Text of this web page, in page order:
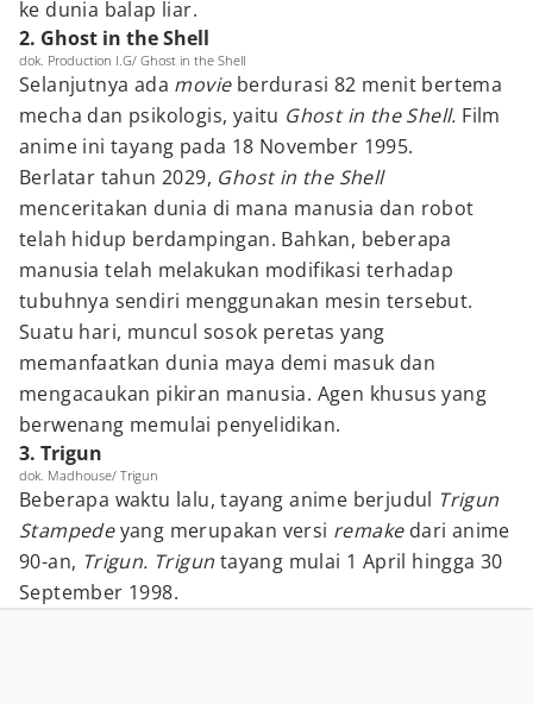
ke dunia balap liar.
2. Ghost in the Shell
dok. Production I.G/ Ghost in the Shell
Selanjutnya ada movie berdurasi 82 menit bertema
mecha dan psikologis, yaitu Ghost in the Shell. Film
anime ini tayang pada 18 November 1995.
Berlatar tahun 2029, Ghost in the Shell
menceritakan dunia di mana manusia dan robot
telah hidup berdampingan. Bahkan, beberapa
manusia telah melakukan modifikasi terhadap
tubuhnya sendiri menggunakan mesin tersebut.
Suatu hari, muncul sosok peretas yang
memanfaatkan dunia maya demi masuk dan
mengacaukan pikiran manusia. Agen khusus yang
berwenang memulai penyelidikan.
3. Trigun
dok. Madhouse/ Trigun
Beberapa waktu lalu, tayang anime berjudul Trigun
Stampedeyang merupakan versi remake dari anime
90-an, Trigun. Trigun tayang mulai 1 April hingga 30
September 1998.